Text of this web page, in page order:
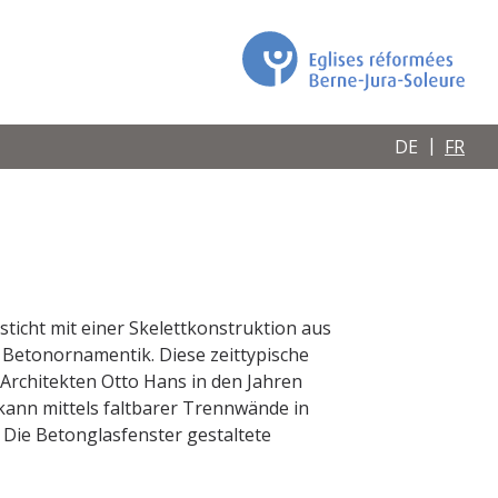
DE FR
mit einer Skelettkonstruktion aus
Diese zeittypische
Otto Hans in den Jahren
mittels faltbarer Trennwände in
Betonglasfenster gestaltete